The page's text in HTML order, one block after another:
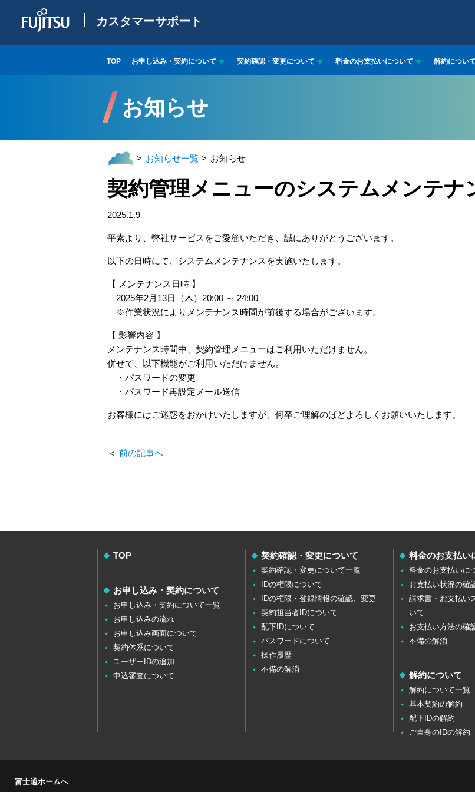
カスタマーサポート
TOP お申し込み・契約について 契約確認・変更について 料金のお支払いについて 解約について
お知らせ
お知らせ一覧 お知らせ
契約管理メニューのシステムメンテナ
2025.1.9
平素より、弊社サービスをご愛顧いただき、誠にありがとうございます。
以下の日時にて、システムメンテナンスを実施いたします。
【 メンテナンス日時 】
2025年2月13日（木）20:00 ～ 24:00
※作業状況によりメンテナンス時間が前後する場合がございます。
【 影響内容 】
メンテナンス時間中、契約管理メニューはご利用いただけません。
併せて、以下機能がご利用いただけません。
・パスワードの変更
・パスワード再設定メール送信
お客様にはご迷惑をおかけいたしますが、何卒ご理解のほどよろしくお願いいたします。
前の記事へ
TOP
お申し込み・契約について
お申し込み・契約について一覧
お申し込みの流れ
お申し込み画面について
契約体系について
ユーザーIDの追加
申込審査について
契約確認・変更について
契約確認・変更について一覧
IDの権限について
IDの権限・登録情報の確認、変更
契約担当者IDについて
配下IDについて
パスワードについて
操作履歴
不備の解消
料金のお支払い
料金のお支払いに
お支払い状況の確
請求書・お支払い
いて
お支払い方法の確
不備の解消
解約について
解約について一覧
基本契約の解約
配下IDの解約
ご自身のIDの解約
富士通ホームへ